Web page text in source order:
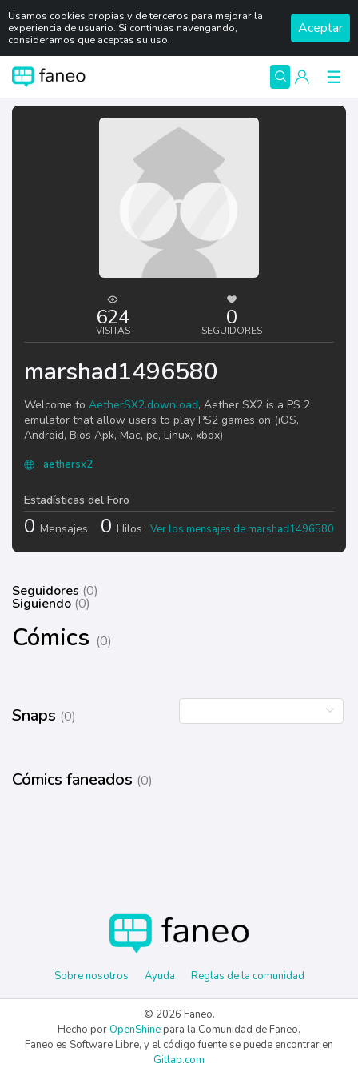
Usamos cookies propias y de terceros para mejorar la
experiencia de usuario. Si continúas navengando,
consideramos que aceptas su uso.
Aceptar
624
VISITAS
0
SEGUIDORES
marshad1496580
Welcome to AetherSX2.download, Aether SX2 is a PS 2
emulator that allow users to play PS2 games on (iOS,
Android, Bios Apk, Mac, pc, Linux, xbox)
aethersx2
Estadísticas del Foro
0 Mensajes 0 Hilos Ver los mensajes de marshad1496580
Seguidores (0)
Siguiendo (0)
Cómics (0)
Snaps (0)
Cómics faneados (0)
Sobre nosotros Ayuda Reglas de la comunidad
© 2026 Faneo.
Hecho porOpenShine para la Comunidad de Faneo.
Faneo es Software Libre, y el código fuente se puede encontrar en
Gitlab.com